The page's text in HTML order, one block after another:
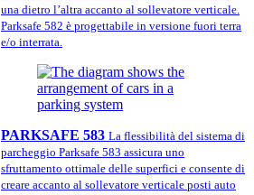
una dietro l’altra accanto al sollevatore verticale.
Parksafe 582 è progettabile in versione fuori terra
e/o interrata.
PARKSAFE 583 La flessibilità del sistema di
parcheggio Parksafe 583 assicura uno
sfruttamento ottimale delle superfici e consente di
creare accanto al sollevatore verticale posti auto